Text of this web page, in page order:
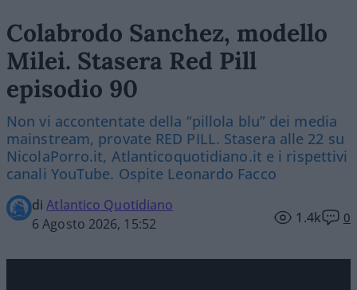
Colabrodo Sanchez, modello
Milei. Stasera Red Pill
episodio 90
Non vi accontentate della “pillola blu” dei media
mainstream, provate RED PILL. Stasera alle 22 su
NicolaPorro.it, Atlanticoquotidiano.it e i rispettivi
canali YouTube. Ospite Leonardo Facco
diAtlantico Quotidiano
6 Agosto 2026, 15:52
1.4k 0